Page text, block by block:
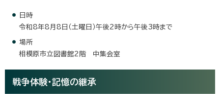
日時
令和8年8月8日（土曜日）午後2時から午後3時まで
場所
相模原市立図書館2階 中集会室
戦争体験・記憶の継承